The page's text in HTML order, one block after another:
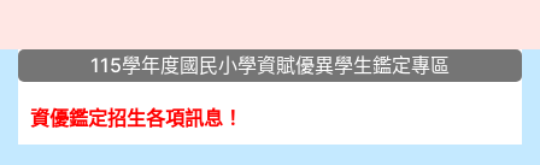
::: 115學年度國民小學資賦優異學生鑑定專區
資優鑑定招生各項訊息！